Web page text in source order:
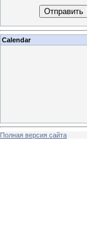
Отправить
Calendar
Полная версия сайта